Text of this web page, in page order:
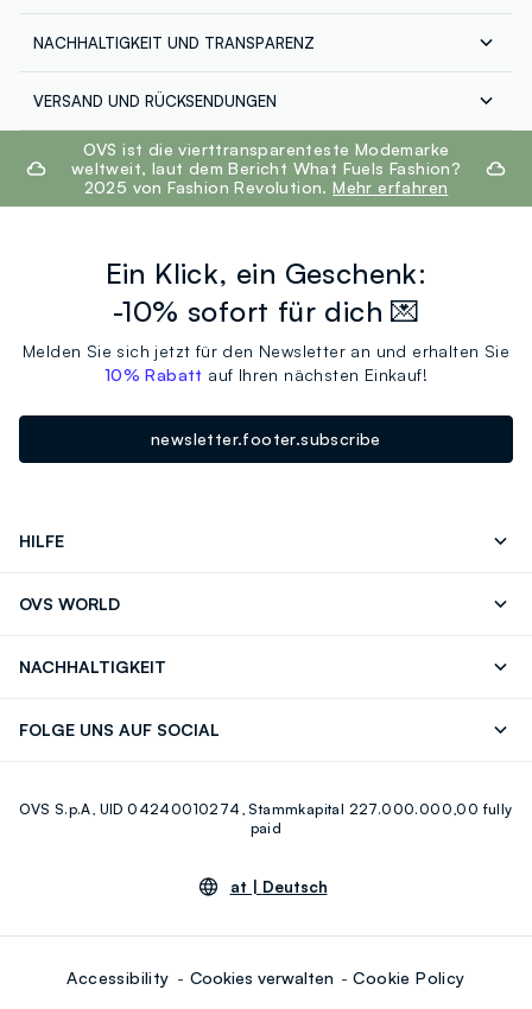
Zusammensetzung
SILICATE, PARAFFINUM LIQUIDUM (MINERAL OIL/HUILE
MINERALE), ETHYLHEXYL PALMITATE, POLYBUTENE,
DIMETHICONE, TIN OXIDE, PHENOXYETHANOL,
METHYLPARABEN, CI 77891 (TITANIUM DIOXIDE) CL
NACHHALTIGKEIT UND TRANSPARENZ
REVOLUTION BEAUTY LTD
VERSAND UND RÜCKSENDUNGEN
Versand in ganz Europa: Standard für € 4,95 und
Express für € 9,95. Kostenlose Rücksendung: Sie
können alle bestellten Artikel innerhalb von 30 Tagen
nach der Bestellung kostenlos an uns zurücksenden.
verfolgen.
footer.ariatitleOVS ist die vierttransparenteste Modemarke
weltweit, laut dem Bericht What Fuels Fashion?
2025 von Fashion Revolution.Mehr erfahren
Ein Klick, ein Geschenk:
-10% sofort für dich 💌
Melden Sie sich jetzt für den Newsletter an und erhalten Sie
10% Rabatt auf Ihren nächsten Einkauf!
newsletter.footer.subscribe
HILFE
Bestellung/Rücksendung
OVS WORLD
NACHHALTIGKEIT
FOLGE UNS AUF SOCIAL
Youtube Linkedin
OVS S.p.A, UID 04240010274, Stammkapital 227.000.000,00 fully
paid
at | Deutsch
Accessibility Cookies verwalten Cookie Policy